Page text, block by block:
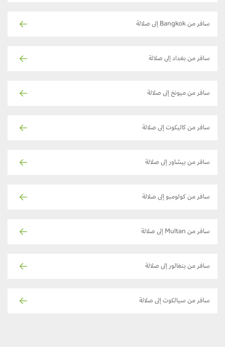
سافر من Bangkok إلى صلالة
سافر من بغداد إلى صلالة
سافر من ميونخ إلى صلالة
سافر من كاليكوت إلى صلالة
سافر من بيشاور إلى صلالة
سافر من كولومبو إلى صلالة
سافر من Multan إلى صلالة
سافر من بنغالور إلى صلالة
سافر من سيالكوت إلى صلالة